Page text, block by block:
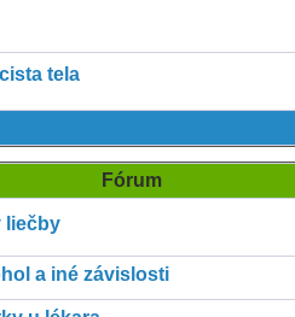
tela
Fórum
liečby
a iné závislosti